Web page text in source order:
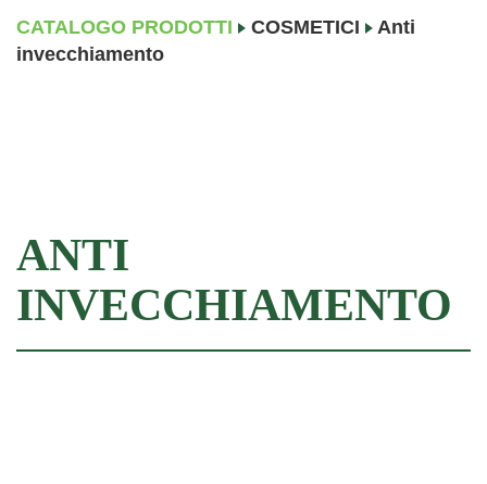
CATALOGO PRODOTTI COSMETICI
Anti
invecchiamento
ANTI
INVECCHIAMENTO